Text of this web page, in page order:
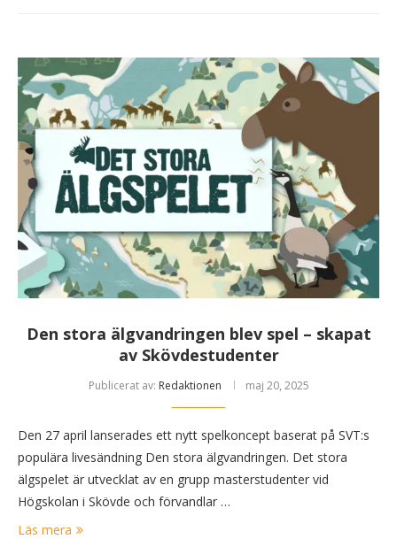
Den stora älgvandringen blev spel – skapat
av Skövdestudenter
Publicerat av: Redaktionen maj 20, 2025
Den 27 april lanserades ett nytt spelkoncept baserat på SVT:s
populära livesändning Den stora älgvandringen. Det stora
älgspelet är utvecklat av en grupp masterstudenter vid
Högskolan i Skövde och förvandlar …
Läs mera